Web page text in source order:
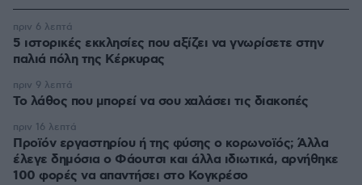
5 ιστορικές εκκλησίες που αξίζει να γνωρίσετε στην
παλιά πόλη της Κέρκυρας
πριν 6 λεπτά
Το λάθος που μπορεί να σου χαλάσει τις διακοπές
πριν 9 λεπτά
Προϊόν εργαστηρίου ή της φύσης ο κορωνοϊός; Άλλα
έλεγε δημόσια ο Φάουτσι και άλλα ιδιωτικά, αρνήθηκε
100 φορές να απαντήσει στο Κογκρέσο
πριν 16 λεπτά